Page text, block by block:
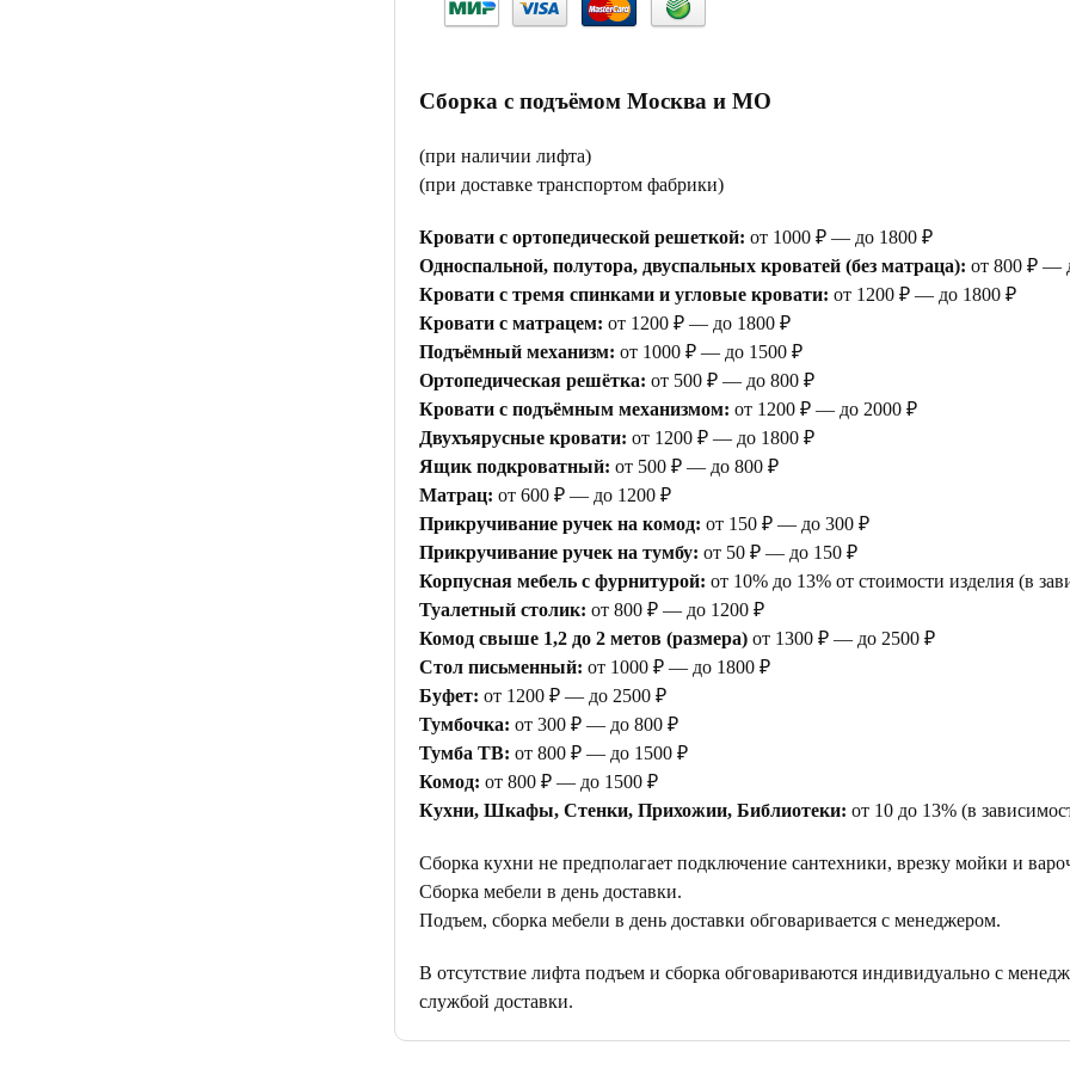
Сборка с подъёмом Москва и МО
(при наличии лифта)
(при доставке транспортом фабрики)
Кровати с ортопедической решеткой: от 1000 ₽ — до 1800 ₽
Односпальной, полутора, двуспальных кроватей (без матраца): от 800 ₽ —
Кровати с тремя спинками и угловые кровати: от 1200 ₽ — до 1800 ₽
Кровати с матрацем: от 1200 ₽ — до 1800 ₽
Подъёмный механизм: от 1000 ₽ — до 1500 ₽
Ортопедическая решётка: от 500 ₽ — до 800 ₽
Кровати с подъёмным механизмом: от 1200 ₽ — до 2000 ₽
Двухъярусные кровати: от 1200 ₽ — до 1800 ₽
Ящик подкроватный: от 500 ₽ — до 800 ₽
Матрац: от 600 ₽ — до 1200 ₽
Прикручивание ручек на комод: от 150 ₽ — до 300 ₽
Прикручивание ручек на тумбу: от 50 ₽ — до 150 ₽
Корпусная мебель с фурнитурой: от 10% до 13% от стоимости изделия (в
Туалетный столик: от 800 ₽ — до 1200 ₽
Комод свыше 1,2 до 2 метов (размера) от 1300 ₽ — до 2500 ₽
Стол письменный: от 1000 ₽ — до 1800 ₽
Буфет: от 1200 ₽ — до 2500 ₽
Тумбочка: от 300 ₽ — до 800 ₽
Тумба ТВ: от 800 ₽ — до 1500 ₽
Комод: от 800 ₽ — до 1500 ₽
Кухни, Шкафы, Стенки, Прихожии, Библиотеки: от 10 до 13% (в
Сборка кухни не предполагает подключение сантехники, врезку мойки и
Сборка мебели в день доставки.
Подъем, сборка мебели в день доставки обговаривается с менеджером.
В отсутствие лифта подъем и сборка обговариваются индивидуально с
службой доставки.